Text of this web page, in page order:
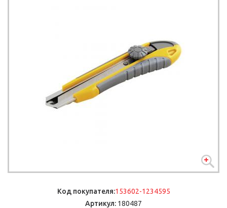
Код покупателя:153602-1234595
Артикул: 180487